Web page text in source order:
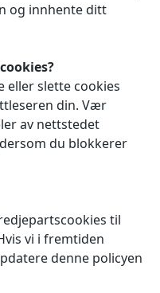
og innhente ditt
eller slette cookies
din. Vær
av nettstedet
du blokkerer
til
vi i fremtiden
denne policyen